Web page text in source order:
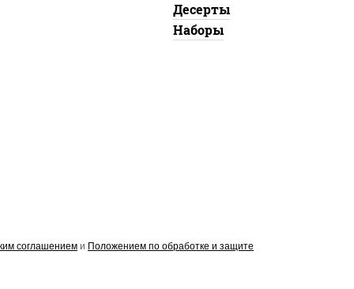
Десерты
Наборы
соглашением и Положением по обработке и защите